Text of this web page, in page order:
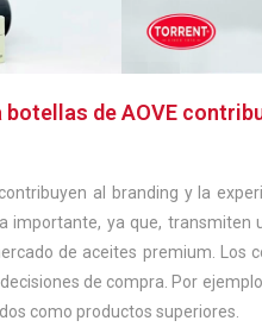
de AOVE
al branding y la
importante, ya que, transmiten
de aceites premium. Los
de compra. Por
como productos superiores.